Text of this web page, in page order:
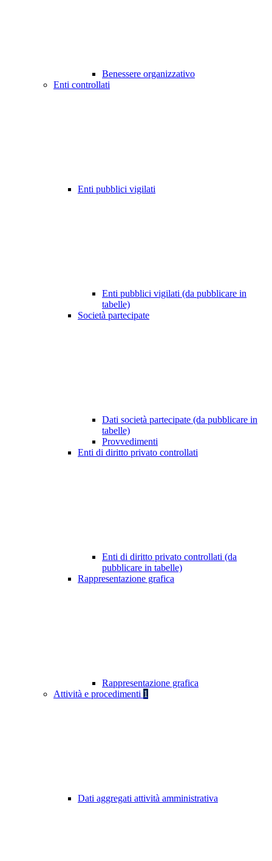
Benessere organizzativo
Enti controllati
Enti pubblici vigilati
Enti pubblici vigilati (da pubblicare in
tabelle)
Società partecipate
Dati società partecipate (da pubblicare in
tabelle)
Provvedimenti
Enti di diritto privato controllati
Enti di diritto privato controllati (da
pubblicare in tabelle)
Rappresentazione grafica
Rappresentazione grafica
Attività e procedimenti 1
Dati aggregati attività amministrativa